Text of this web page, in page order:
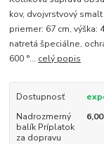
kov, dvojvrstvový
priemer: 67 cm,
natretá špeciálne,
600 °... celý popis
Dostupnosť
Nadrozmerný
balík Príplatok
za dopravu